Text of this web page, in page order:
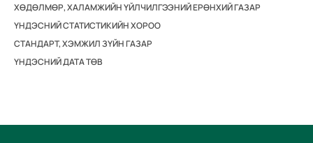
ХӨДӨЛМӨР, ХАЛАМЖИЙН ҮЙЛЧИЛГЭЭНИЙ ЕРӨНХИЙ ГАЗАР
ҮНДЭСНИЙ СТАТИСТИКИЙН ХОРОО
СТАНДАРТ, ХЭМЖИЛ ЗҮЙН ГАЗАР
ҮНДЭСНИЙ ДАТА ТӨВ